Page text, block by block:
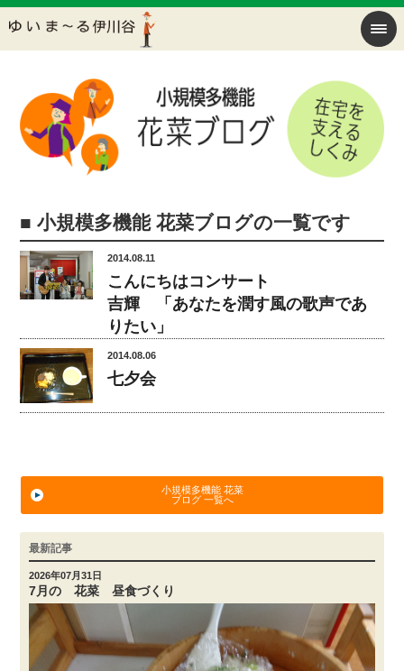
■ 小規模多機能 花菜ブログの一覧です
2014.08.11
こんにちはコンサート
吉輝 「あなたを潤す風の歌声であ
りたい」
2014.08.06
七夕会
小規模多機能 花菜
ブログ 一覧へ
最新記事
2026年07月31日
7月の 花菜 昼食づくり